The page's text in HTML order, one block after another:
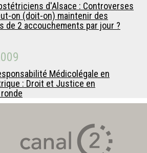
d'Alsace : Controverses
on (doit-on) maintenir des
de 2 accouchements par jour ?
Médicolégale en
: Droit et Justice en